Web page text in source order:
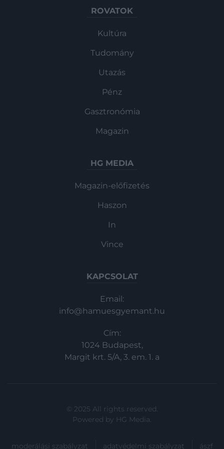
ROVATOK
Kultúra
Tudomány
Utazás
Pénz
Gasztronómia
Magazin
HG MEDIA
Magazin-előfizetés
Haszon
In
Vince
KAPCSOLAT
Email:
info@hamuesgyemant.hu
Cím:
1024 Budapest,
Margit krt. 5/A, 3. em. 1. a
© 2025 All rights reserved.
Powered by HG Media.
moderálási szabályzat adatvédelmi szabályzat ászf